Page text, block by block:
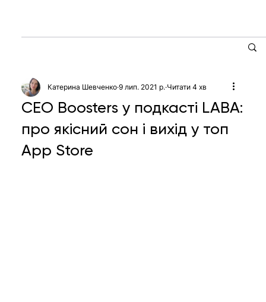
CEO Boosters у подкасті LABA:
про якісний сон і вихід у топ
App Store
Катерина Шевченко 9 лип. 2021 р. Читати 4 хв